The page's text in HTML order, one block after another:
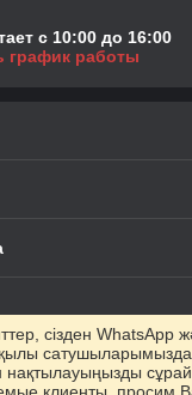
с 10:00 до 16:00
график работы
сізден WhatsApp
сатушыларымызда
нақтылауыңызды